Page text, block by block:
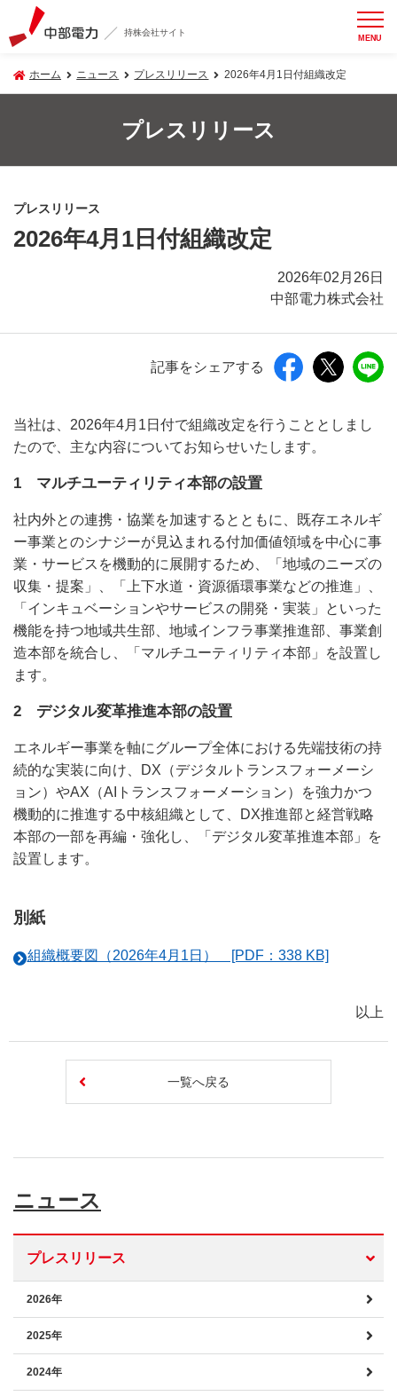
持株会社サイト MENU
ホーム ニュース プレスリリース 2026年4月1日付組織改定
プレスリリース
プレスリリース
2026年4月1日付組織改定
2026年02月26日
中部電力株式会社
記事をシェアする
当社は、2026年4月1日付で組織改定を行うこととしまし
たので、主な内容についてお知らせいたします。
1 マルチユーティリティ本部の設置
社内外との連携・協業を加速するとともに、既存エネルギ
ー事業とのシナジーが見込まれる付加価値領域を中心に事
業・サービスを機動的に展開するため、「地域のニーズの
収集・提案」、「上下水道・資源循環事業などの推進」、
「インキュベーションやサービスの開発・実装」といった
機能を持つ地域共生部、地域インフラ事業推進部、事業創
造本部を統合し、「マルチユーティリティ本部」を設置し
ます。
2 デジタル変革推進本部の設置
エネルギー事業を軸にグループ全体における先端技術の持
続的な実装に向け、DX（デジタルトランスフォーメーシ
ョン）やAX（AIトランスフォーメーション）を強力かつ
機動的に推進する中核組織として、DX推進部と経営戦略
本部の一部を再編・強化し、「デジタル変革推進本部」を
設置します。
別紙
組織概要図（2026年4月1日） [PDF：338 KB]
以上
一覧へ戻る
ニュース
プレスリリース
2026年
2025年
2024年